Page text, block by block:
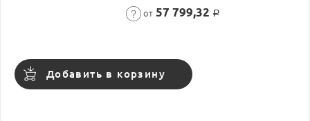
от 57 799,32 Р
Добавить в корзину